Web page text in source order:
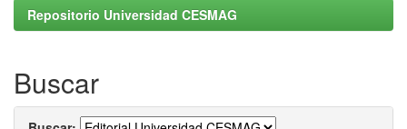
Repositorio Universidad CESMAG
Buscar